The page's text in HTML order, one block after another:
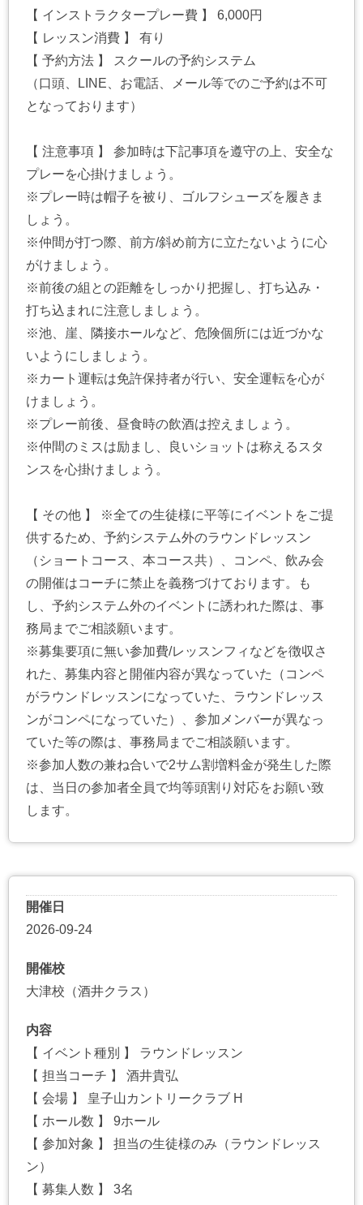
【 インストラクタープレー費 】 6,000円
【 レッスン消費 】 有り
【 予約方法 】 スクールの予約システム
（口頭、LINE、お電話、メール等でのご予約は不可
となっております）
【 注意事項 】 参加時は下記事項を遵守の上、安全な
プレーを心掛けましょう。
※プレー時は帽子を被り、ゴルフシューズを履きま
しょう。
※仲間が打つ際、前方/斜め前方に立たないように心
がけましょう。
※前後の組との距離をしっかり把握し、打ち込み・
打ち込まれに注意しましょう。
※池、崖、隣接ホールなど、危険個所には近づかな
いようにしましょう。
※カート運転は免許保持者が行い、安全運転を心が
けましょう。
※プレー前後、昼食時の飲酒は控えましょう。
※仲間のミスは励まし、良いショットは称えるスタ
ンスを心掛けましょう。
【 その他 】 ※全ての生徒様に平等にイベントをご提
供するため、予約システム外のラウンドレッスン
（ショートコース、本コース共）、コンペ、飲み会
の開催はコーチに禁止を義務づけております。も
し、予約システム外のイベントに誘われた際は、事
務局までご相談願います。
※募集要項に無い参加費/レッスンフィなどを徴収さ
れた、募集内容と開催内容が異なっていた（コンペ
がラウンドレッスンになっていた、ラウンドレッス
ンがコンペになっていた）、参加メンバーが異なっ
ていた等の際は、事務局までご相談願います。
※参加人数の兼ね合いで2サム割増料金が発生した際
は、当日の参加者全員で均等頭割り対応をお願い致
します。
開催日
2026-09-24
開催校
大津校（酒井クラス）
内容
【 イベント種別 】 ラウンドレッスン
【 担当コーチ 】 酒井貴弘
【 会場 】 皇子山カントリークラブ H
【 ホール数 】 9ホール
【 参加対象 】 担当の生徒様のみ（ラウンドレッス
ン）
【 募集人数 】 3名